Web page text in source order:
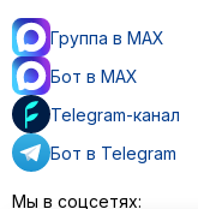
Группа в MAX
Бот в MAX
Telegram-канал
Бот в Telegram
Мы в соцсетях: